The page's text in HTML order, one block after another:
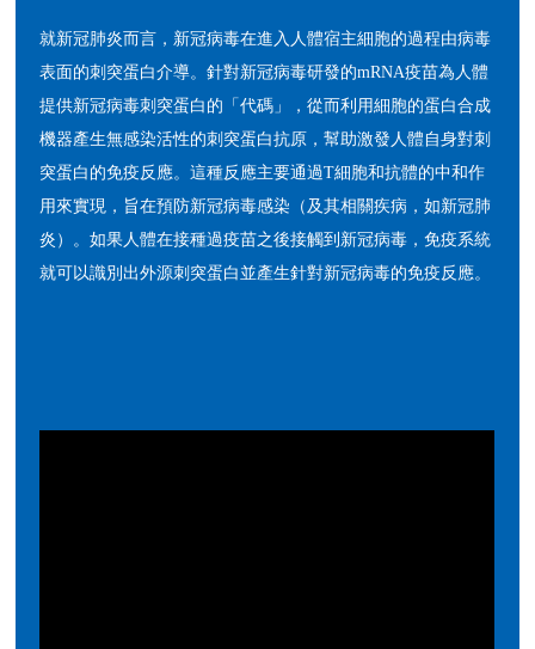
就新冠肺炎而言，新冠病毒在進入人體宿主細胞的過程由病毒
表面的刺突蛋白介導。針對新冠病毒研發的mRNA疫苗為人體
提供新冠病毒刺突蛋白的「代碼」，從而利用細胞的蛋白合成
機器產生無感染活性的刺突蛋白抗原，幫助激發人體自身對刺
突蛋白的免疫反應。這種反應主要通過T細胞和抗體的中和作
用來實現，旨在預防新冠病毒感染（及其相關疾病，如新冠肺
炎）。如果人體在接種過疫苗之後接觸到新冠病毒，免疫系統
就可以識別出外源刺突蛋白並產生針對新冠病毒的免疫反應。